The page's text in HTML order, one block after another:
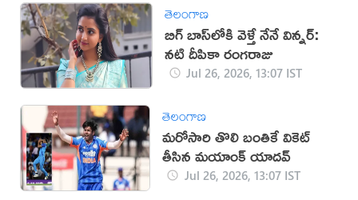
తెలంగాణ
బిగ్‌ బాస్‌లోకి వెళ్తే నేనే విన్నర్:
నటి దీపికా రంగరాజు
Jul 26, 2026, 13:07 IST
తెలంగాణ
మరోసారి తొలి బంతికే వికెట్
తీసిన మయాంక్ యాదవ్
Jul 26, 2026, 13:07 IST